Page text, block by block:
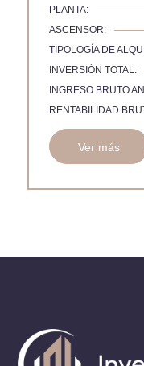
PLANTA:
ASCENSOR:
TIPOLOGÍA DE
INVERSIÓN TOTAL:
INGRESO BRUTO
RENTABILIDAD
Ver más